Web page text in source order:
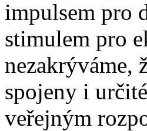
impulsem pro
stimulem pro
nezakrýváme,
spojeny i
veřejným